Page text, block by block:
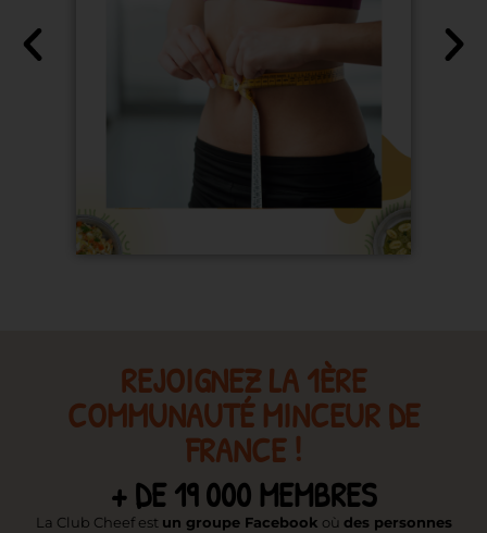
REJOIGNEZ LA 1ÈRE
COMMUNAUTÉ MINCEUR DE
FRANCE !
+ DE 19 000 MEMBRES
La Club Cheef est un groupe Facebook où des personnes